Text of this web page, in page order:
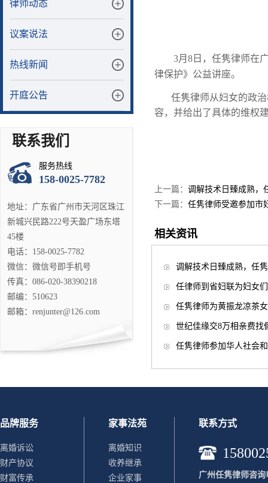
律师动态
议案说法
热线新闻
开庭公告
联系我们
服务热线
158-0025-7782
地址：广东省广州市天河区珠江
新城兴民路222号天盈广场东塔
45楼
电话：158-0025-7782
微信：微信号即手机号
传真：086-020-38390218
邮编：510623
邮箱：renjunter@126.com
3月 8 日，任隽律师在
律保护》公益讲座。
任隽律师从妇女的政
容，并给出了具体的维权
上一篇： 调解技术日臻成熟，
下一篇： 任隽律师受邀参加市
相关资讯
调解技术日臻成熟，任
任律师到省妇联为妇女
任隽律师为黄振龙凉茶
世纪佳缘交8万相亲费
任隽律师参加华人社会
品牌服务 家事法苑 联系方式
离婚诉讼
财产协议
财富传承
离婚知识
收养继承
企业家事
广州任隽律师咨询